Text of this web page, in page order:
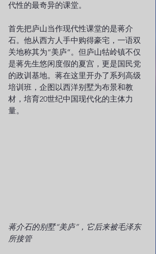
代性的最奇异的课堂。
首先把庐山当作现代性课堂的是蒋介
石。他从西方人手中购得豪宅，一语双
关地称其为“美庐”。但庐山牯岭镇不仅
是蒋先生悠闲度假的夏宫，更是国民党
的政训基地。蒋在这里开办了系列高级
培训班，企图以西洋别墅为布景和教
材，培育20世纪中国现代化的主体力
量。
蒋介石的别墅“美庐”，它后来被毛泽东
所接管